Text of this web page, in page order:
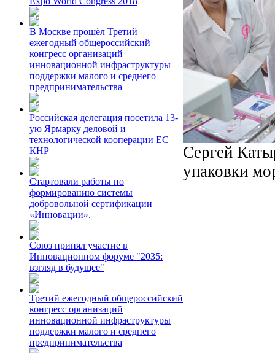
В Москве прошёл Третий
ежегодный общероссийский
конгресс организаций
инновационной инфраструктуры
поддержки малого и среднего
предпринимательства
Российская делегация посетила 13-
ую Ярмарку деловой и
технологической кооперации ЕС –
КНР
Стартовали работы по
формированию системы
добровольной сертификации
«Инновации».
Союз принял участие в
Инновационном форуме "2035:
взгляд в будущее"
Третий ежегодный общероссийский
конгресс организаций
инновационной инфраструктуры
поддержки малого и среднего
предпринимательства
Сергей
упаковки